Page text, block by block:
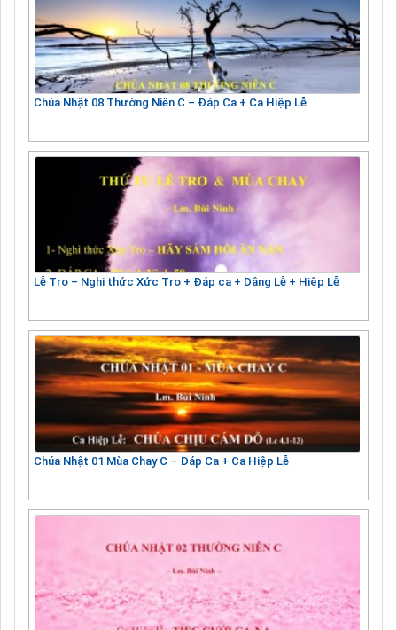
Chúa Nhật 08 Thường Niên C – Đáp Ca + Ca Hiệp Lễ
Lễ Tro – Nghi thức Xức Tro + Đáp ca + Dâng Lễ + Hiệp Lễ
Chúa Nhật 01 Mùa Chay C – Đáp Ca + Ca Hiệp Lễ